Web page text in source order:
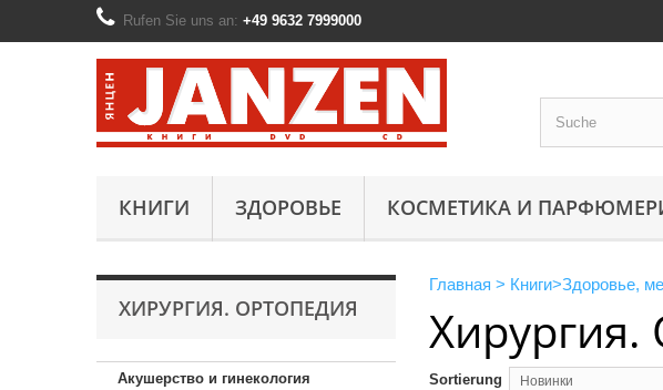
Rufen Sie uns an: +49 9632 7999000
КНИГИ ЗДОРОВЬЕ КОСМЕТИКА И
ХИРУРГИЯ. ОРТОПЕДИЯ
Акушерство и гинекология
Главная > Книги>Здоровье,
Хирургия.
Sortierung Новинки